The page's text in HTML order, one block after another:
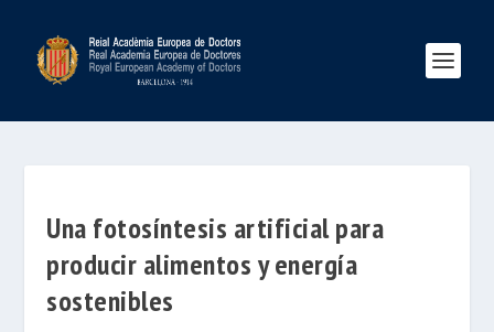
Una fotosíntesis artificial para
producir alimentos y energía
sostenibles